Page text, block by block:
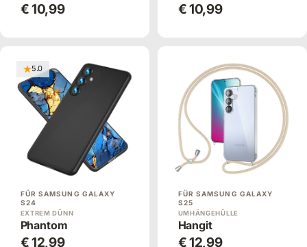
€ 10,99 € 10,99
5.0
FÜR SAMSUNG GALAXY
S24
EXTREM DÜNN
Phantom
€ 12,99
FÜR SAMSUNG GALAXY
S25
UMHÄNGEHÜLLE
Hangit
€ 12,99